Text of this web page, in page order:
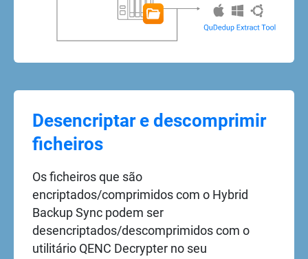
Desencriptar e descomprimir
ficheiros
Os ficheiros que são
encriptados/comprimidos com o Hybrid
Backup Sync podem ser
desencriptados/descomprimidos com o
utilitário QENC Decrypter no seu